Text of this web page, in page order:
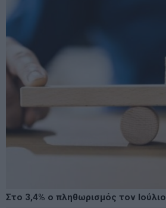
Στο 3,4% ο πληθωρισμός τον Ιούλιο